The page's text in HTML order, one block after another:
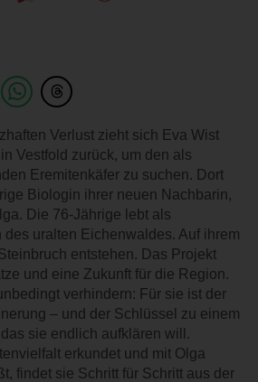
Verlust zieht sich Eva Wist
Vestfold zurück, um den als
Eremitenkäfer zu suchen. Dort
Biologin ihrer neuen Nachbarin,
Die 76-Jährige lebt als
des uralten Eichenwaldes. Auf ihrem
entstehen. Das Projekt
und eine Zukunft für die Region.
verhindern: Für sie ist der
– und der Schlüssel zu einem
sie endlich aufklären will.
erkundet und mit Olga
findet sie Schritt für Schritt aus der